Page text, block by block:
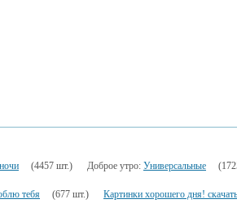
(4457 шт.) Доброе утро: Универсальные
тебя (677 шт.) Картинки хорошего дня!